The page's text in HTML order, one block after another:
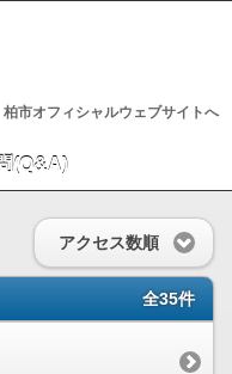
柏市オフィシャルウェブサイトへ
アクセス数順
全35件